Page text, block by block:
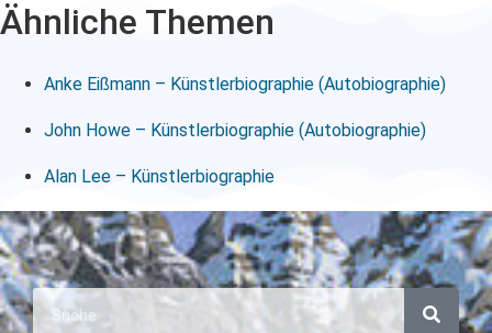
Ähnliche Themen
Anke Eißmann – Künstlerbiographie (Autobiographie)
John Howe – Künstlerbiographie (Autobiographie)
Alan Lee – Künstlerbiographie